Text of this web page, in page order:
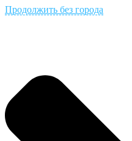
Продолжить без города